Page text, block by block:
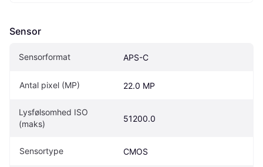
Sensor
Sensorformat APS-C
Antal pixel (MP) 22.0 MP
Lysfølsomhed ISO
(maks)
51200.0
Sensortype CMOS